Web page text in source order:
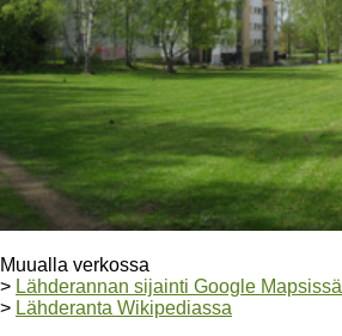
Muualla verkossa
> Lähderannan sijainti Google Mapsissä
> Lähderanta Wikipediassa